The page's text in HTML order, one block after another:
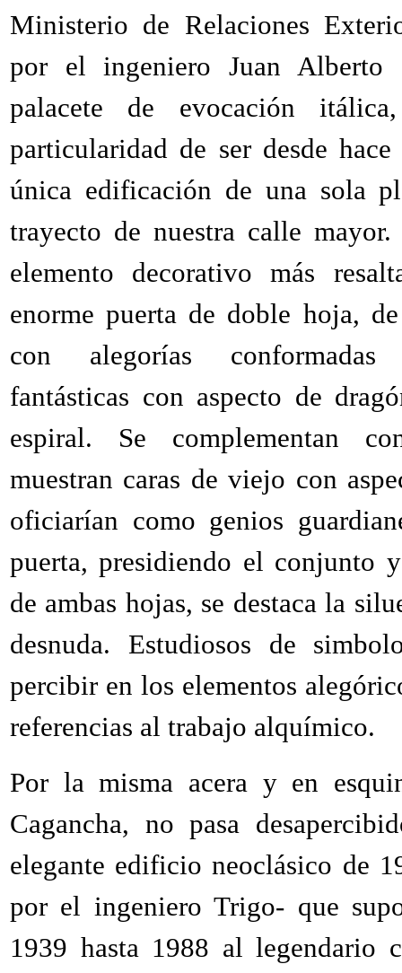
Ministerio de Relaciones
por el ingeniero Juan Alberto
palacete de evocación
particularidad de ser desde
única edificación de una sola
trayecto de nuestra calle
elemento decorativo más
enorme puerta de doble hoja,
con alegorías
fantásticas con aspecto de
espiral. Se complementan
muestran caras de viejo con
oficiarían como genios
puerta, presidiendo el conjunto
de ambas hojas, se destaca la
desnuda. Estudiosos de
percibir en los elementos
referencias al trabajo alquímico.
Por la misma acera y en
Cagancha, no pasa
elegante edificio neoclásico de
por el ingeniero Trigo- que
1939 hasta 1988 al legendario